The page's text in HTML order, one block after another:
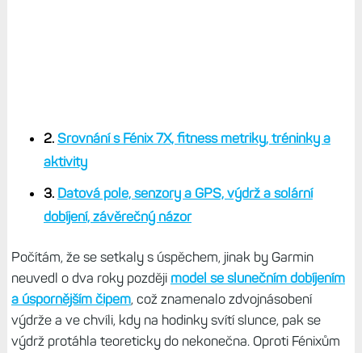
2. Srovnání s Fénix 7X, fitness metriky, tréninky a
aktivity
3. Datová pole, senzory a GPS, výdrž a solární
dobíjení, závěrečný názor
Počítám, že se setkaly s úspěchem, jinak by Garmin
neuvedl o dva roky později model se slunečním dobíjením
a úspornějším čipem, což znamenalo zdvojnásobení
výdrže a ve chvíli, kdy na hodinky svítí slunce, pak se
výdrž protáhla teoreticky do nekonečna. Oproti Fénixům